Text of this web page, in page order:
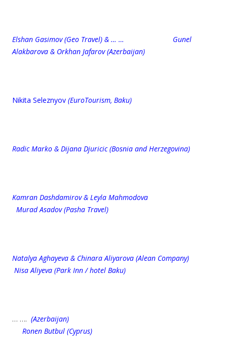
Elshan Gasimov (Geo Travel) & … … Gunel
Alakbarova & Orkhan Jafarov (Azerbaijan)
Nikita Seleznyov (EuroTourism, Baku)
Radic Marko & Dijana Djuricic (Bosnia and Herzegovina)
Kamran Dashdamirov & Leyla Mahmodova
Murad Asadov (Pasha Travel)
Natalya Aghayeva & Chinara Aliyarova (Alean Company)
Nisa Aliyeva (Park Inn / hotel Baku)
… …. (Azerbaijan)
Ronen Butbul (Cyprus)